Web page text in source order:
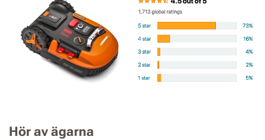
Hör av ägarna